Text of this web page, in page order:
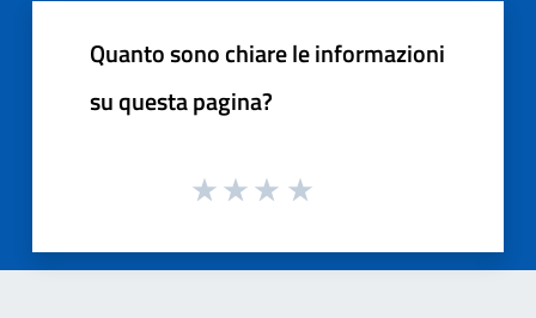
Quanto sono chiare le informazioni
su questa pagina?